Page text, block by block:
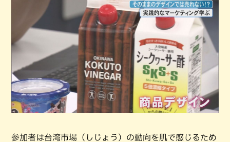
参加者は台湾市場（しじょう）の動向を肌で感じるため